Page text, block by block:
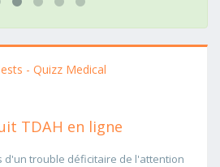
- Quizz Medical
TDAH en ligne
d'un trouble déficitaire de l'attention